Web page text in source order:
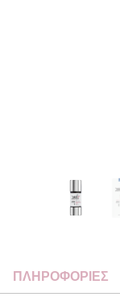
ΠΛΗΡΟΦΟΡΙΕΣ